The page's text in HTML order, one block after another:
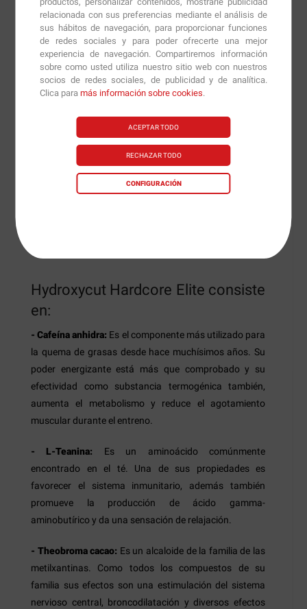
relacionada con sus preferencias mediante el análisis de
sus hábitos de navegación, para proporcionar funciones
de redes sociales y para poder ofrecerte una mejor
experiencia de navegación. Compartiremos información
sobre como usted utiliza nuestro sitio web con nuestros
socios de redes sociales, de publicidad y de analítica.
Clica paramás información sobre cookies.
ACEPTAR TODO
RECHAZAR TODO
CONFIGURACIÓN
ingredientes quemaremos más calorías durante el día e
iremos reduciendo el porcentaje de grasa de nuestro
cuerpo y aumentando la disponibilidad de nuestra
energía para realizar nuestros entrenamientos.
Por otro lado,Hydroxycut Hardcore Elite
alimentos durante el día y evitaremos que las calorías
se acumulen en forma de grasa.
Hydroxycut Hardcore Elitees uno de los quemadores
de grasa más potentes que podemos encontrar en el
Hydroxycut Hardcore Elite consiste
en:
- Cafeína anhidra: Es el componente más utilizado para
la quema de grasas desde hace muchísimos años. Su
poder energizante está más que comprobado y su
efectividad como substancia termogénica también,
aumenta el metabolismo y reduce el agotamiento
muscular durante el entreno.
- L-Teanina: Es un aminoácido comúnmente
encontrado en el té. Una de sus propiedades es
favorecer el sistema inmunitario, además también
promueve la producción de ácido gamma-
aminobutírico y da una sensación de relajación.
- Theobroma cacao: Es un alcaloide de la familia de las
metilxantinas. Como todos los compuestos de su
familia sus efectos son una estimulación del sistema
nervioso central, broncodilatación y diversos efectos